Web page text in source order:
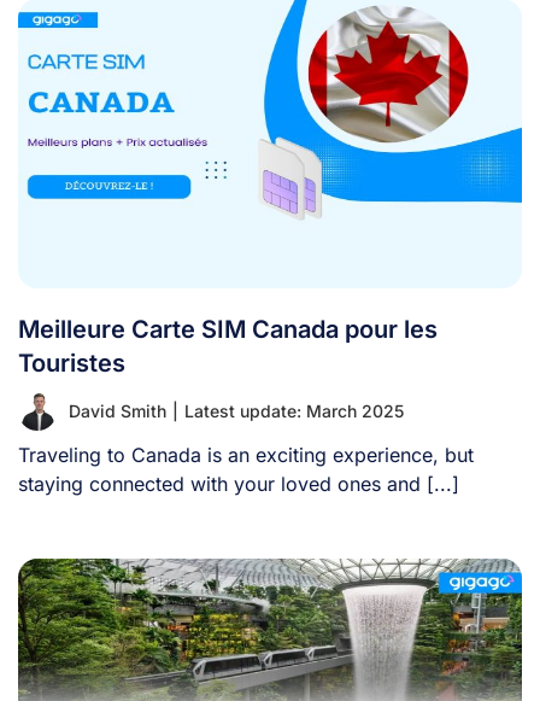
Meilleure Carte SIM Canada pour les
Touristes
David Smith Latest update: March 2025
Traveling to Canada is an exciting experience, but
staying connected with your loved ones and [...]